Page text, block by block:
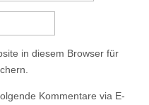
in diesem Browser für
Kommentare via E-